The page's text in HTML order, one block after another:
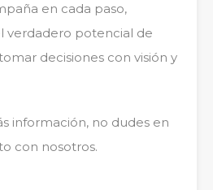
en cada paso,
verdadero potencial de
decisiones con visión y
información, no dudes en
con nosotros.